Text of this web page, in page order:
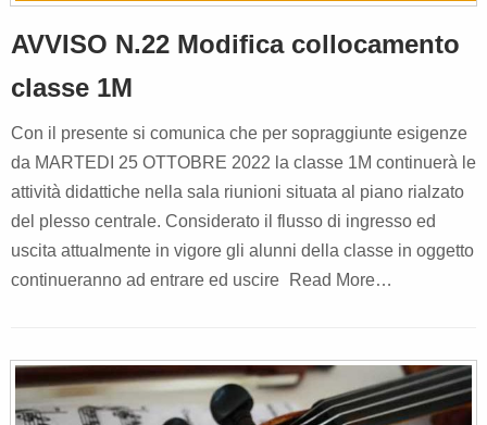
AVVISO N.22 Modifica collocamento
classe 1M
Con il presente si comunica che per sopraggiunte esigenze
da MARTEDI 25 OTTOBRE 2022 la classe 1M continuerà le
attività didattiche nella sala riunioni situata al piano rialzato
del plesso centrale. Considerato il flusso di ingresso ed
uscita attualmente in vigore gli alunni della classe in oggetto
continueranno ad entrare ed uscire
Read More…